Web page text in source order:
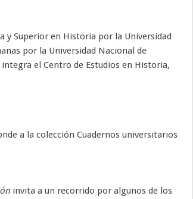
y Superior en Historia por la Universidad
por la Universidad Nacional de
el Centro de Estudios en Historia,
a la colección Cuadernos universitarios
invita a un recorrido por algunos de los